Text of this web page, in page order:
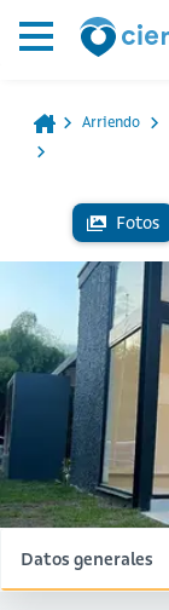
Arriendo
Fotos
Datos generales